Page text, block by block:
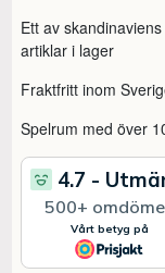
Ett av
artiklar i lager
Fraktfritt inom
Spelrum med över